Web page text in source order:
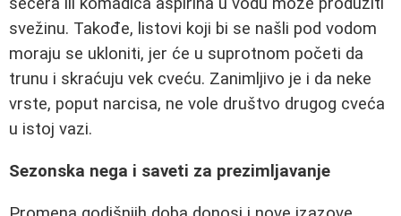
svežinu. Takođe, listovi koji bi se našli pod vodom
moraju se ukloniti, jer će u suprotnom početi da
trunu i skraćuju vek cveću. Zanimljivo je i da neke
vrste, poput narcisa, ne vole društvo drugog cveća
u istoj vazi.
Sezonska nega i saveti za prezimljavanje